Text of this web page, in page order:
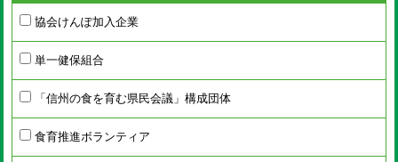
協会けんぽ加入企業
単一健保組合
「信州の食を育む県民会議」構成団体
食育推進ボランティア